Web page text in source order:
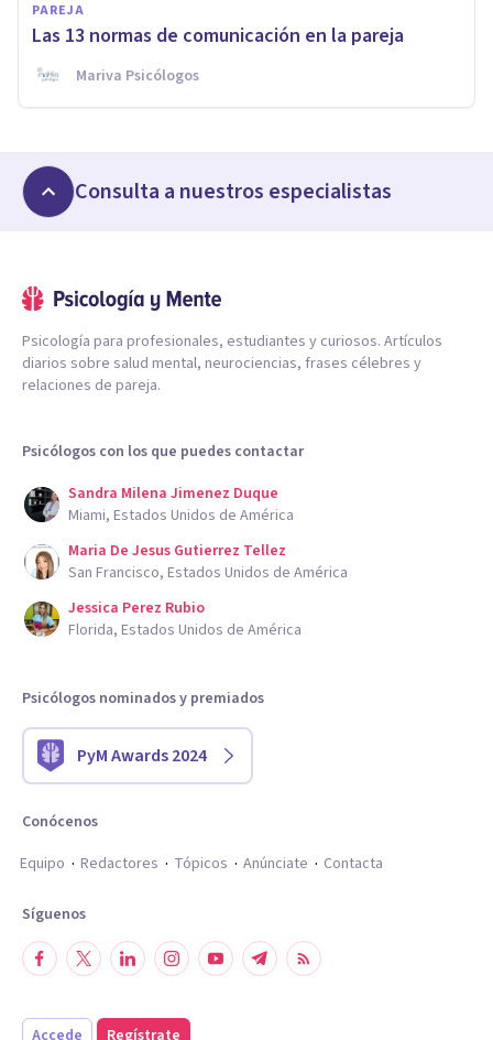
PAREJA
Las 13 normas de comunicación en la pareja
Mariva Psicólogos
Consulta a nuestros especialistas
Psicología para profesionales, estudiantes y curiosos. Artículos
diarios sobre salud mental, neurociencias, frases célebres y
relaciones de pareja.
Psicólogos con los que puedes contactar
Sandra Milena Jimenez Duque
Miami, Estados Unidos de América
Maria De Jesus Gutierrez Tellez
San Francisco, Estados Unidos de América
Jessica Perez Rubio
Florida, Estados Unidos de América
Psicólogos nominados y premiados
PyM Awards 2024
Conócenos
Equipo
Redactores Tópicos Anúnciate Contacta
Síguenos
Accede Regístrate